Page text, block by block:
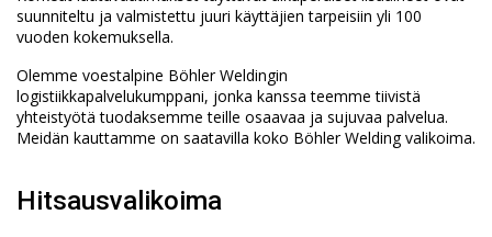
suunniteltu ja valmistettu juuri käyttäjien tarpeisiin yli 100
vuoden kokemuksella.
Olemme voestalpine Böhler Weldingin
logistiikkapalvelukumppani, jonka kanssa teemme tiivistä
yhteistyötä tuodaksemme teille osaavaa ja sujuvaa palvelua.
Meidän kauttamme on saatavilla koko Böhler Welding valikoima.
Hitsausvalikoima